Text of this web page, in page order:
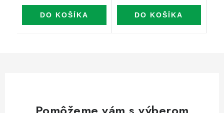
DO KOŠÍKA DO KOŠÍKA